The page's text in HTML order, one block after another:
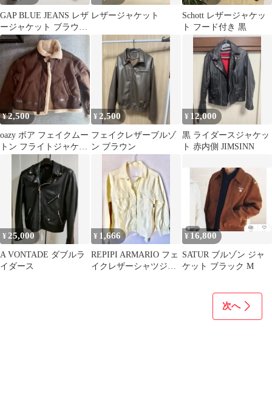
GAP BLUE JEANS レザ
ージャケット ブラウン
S/P
レザージャケット
Schott レザージャケッ
ト フード付き 黒
¥2,500
oazy ボア フェイクムー
トン フライトジャケッ
ト ブラウン
¥ 2,500
フェイクレザーブルゾ
ン ブラウン
¥ 12,000
黒 ライダースジャケッ
ト 赤内側 JIMSINN
¥25,000
A VONTADE ダブルラ
イダース
¥ 1,666
REPIPI ARMARIO フェ
イクレザーシャツジャ
¥ 16,800
SATUR ブルゾン ジャ
ケット ブラック M
次へ